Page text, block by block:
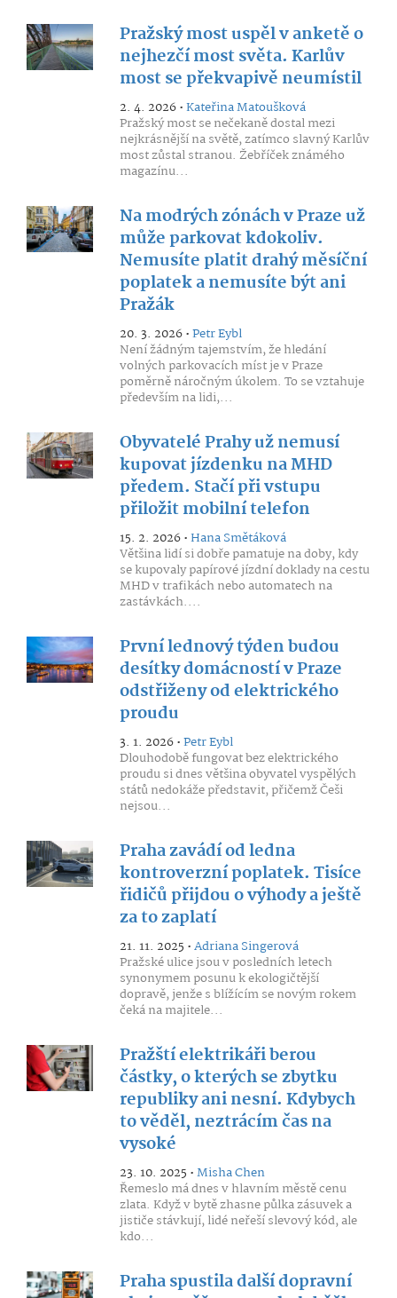
Pražský most uspěl v anketě o
nejhezčí most světa. Karlův
most se překvapivě neumístil
2. 4. 2026 •Kateřina Matoušková
Pražský most se nečekaně dostal mezi
nejkrásnější na světě, zatímco slavný Karlův
most zůstal stranou. Žebříček známého
magazínu...
Na modrých zónách v Praze už
může parkovat kdokoliv.
Nemusíte platit drahý měsíční
poplatek a nemusíte být ani
Pražák
20. 3. 2026 •Petr Eybl
Není žádným tajemstvím, že hledání
volných parkovacích míst je v Praze
poměrně náročným úkolem. To se vztahuje
především na lidi,...
Obyvatelé Prahy už nemusí
kupovat jízdenku na MHD
předem. Stačí při vstupu
přiložit mobilní telefon
15. 2. 2026 •Hana Smětáková
Většina lidí si dobře pamatuje na doby, kdy
se kupovaly papírové jízdní doklady na cestu
MHD v trafikách nebo automatech na
zastávkách....
První lednový týden budou
desítky domácností v Praze
odstřiženy od elektrického
proudu
3. 1. 2026 •Petr Eybl
Dlouhodobě fungovat bez elektrického
proudu si dnes většina obyvatel vyspělých
států nedokáže představit, přičemž Češi
nejsou...
Praha zavádí od ledna
kontroverzní poplatek. Tisíce
řidičů přijdou o výhody a ještě
za to zaplatí
21. 11. 2025 •Adriana Singerová
Pražské ulice jsou v posledních letech
synonymem posunu k ekologičtější
dopravě, jenže s blížícím se novým rokem
čeká na majitele...
Pražští elektrikáři berou
částky, o kterých se zbytku
republiky ani nesní. Kdybych
to věděl, neztrácím čas na
vysoké
23. 10. 2025 •Misha Chen
Řemeslo má dnes v hlavním městě cenu
zlata. Když v bytě zhasne půlka zásuvek a
jističe stávkují, lidé neřeší slevový kód, ale
kdo...
Praha spustila další dopravní